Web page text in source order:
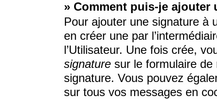
» Comment puis-je ajouter
Pour ajouter une signature à
en créer une par
l’Utilisateur. Une fois crée,
signature sur le formulaire de
signature. Vous pouvez
sur tous vos messages en